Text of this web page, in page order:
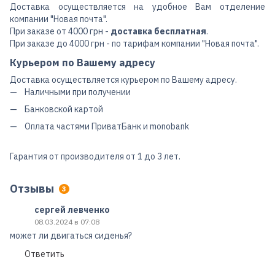
Доставка осуществляется на удобное Вам отделение
компании "Новая почта".
При заказе от 4000 грн - доставка бесплатная.
При заказе до 4000 грн - по тарифам компании "Новая почта".
Курьером по Вашему адресу
Доставка осуществляется курьером по Вашему адресу.
Наличными при получении
Банковской картой
Оплата частями ПриватБанк и monobank
Гарантия от производителя от 1 до 3 лет.
Отзывы 3
сергей левченко
08.03.2024 в 07:08
может ли двигаться сиденья?
Ответить